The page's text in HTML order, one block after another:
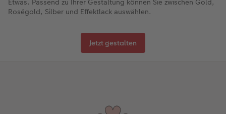
Etwas. Passend zu Ihrer Gestaltung können Sie zwischen Gold,
Roségold, Silber und Effektlack auswählen.
Jetzt gestalten